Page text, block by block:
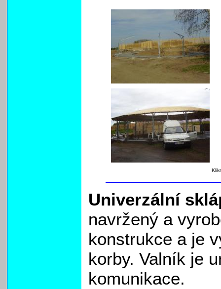
Univerzální
navržený a
konstrukce a je
korby. Valník je
komunikace.